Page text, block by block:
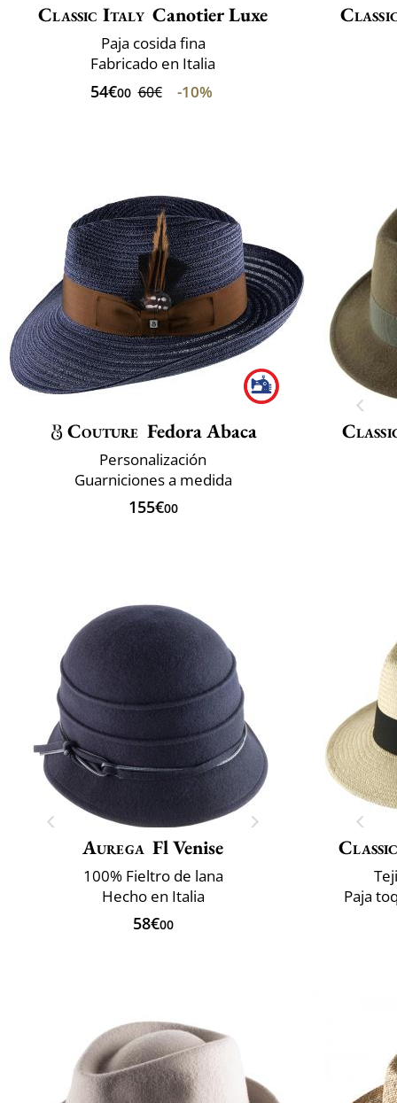
Classic Italy Canotier Luxe
Paja cosida fina
Fabricado en Italia
54€00 60€ -10%
Couture Fedora Abaca
Personalización
Guarniciones a medida
155€00
Aurega Fl Venise
100% Fieltro de lana
Hecho en Italia
58€00
Paja